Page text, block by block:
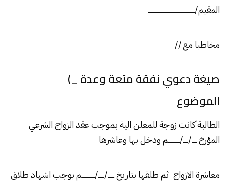
المقيم/ــــــــــــــــــــــــــــــــــــــــــــــ
مخاطبا مع //
صيغة دعوي نفقة متعة وعدة _)
الموضوع
الطالبة كانت زوجة للمعلن الية بموجب عقد الزواج الشرعي
المؤرخ ـــــ/ـــــ/ـــــــــــم ودخل بها وعاشرها
معاشرة الازواج ثم طلقها بتاريخ ــــــ/ــــــ/ـــــــــــــم بوجب اشهاد طلاق